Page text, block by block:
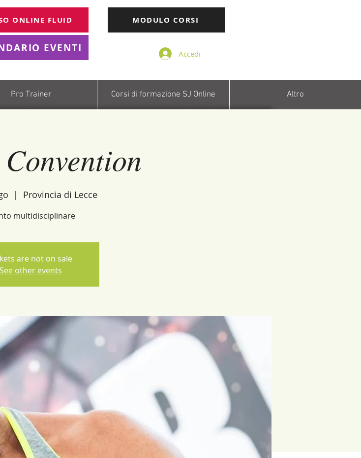
Pro Trainer Corsi di formazione SJ Online Altro
Accedi
ONLINE FLUID MODULO CORSI
EVENTI
  |
Provincia di Lecce
multidisciplinare
are not on sale
See other events